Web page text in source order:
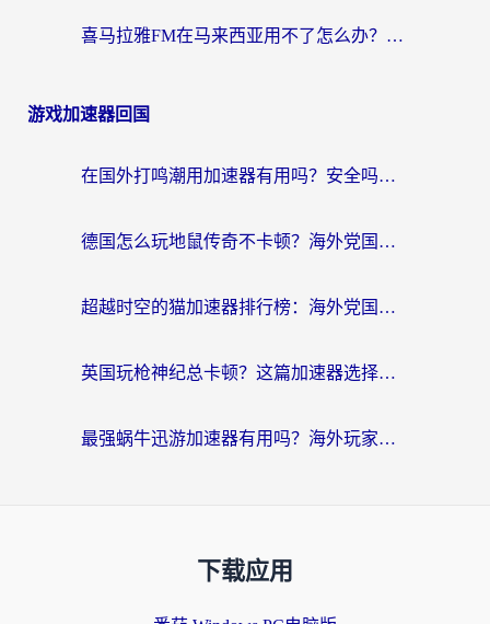
喜马拉雅FM在马来西亚用不了怎么办？海外华人亲测有效的回国加速指南
游戏加速器回国
在国外打鸣潮用加速器有用吗？安全吗？海外玩家国服游戏加速全指南
德国怎么玩地鼠传奇不卡顿？海外党国服游戏加速全攻略（含战双EVE实用指南）
超越时空的猫加速器排行榜：海外党国服游戏不卡顿的终极选择指南
英国玩枪神纪总卡顿？这篇加速器选择指南帮你告别延迟（附实测推荐）
最强蜗牛迅游加速器有用吗？海外玩家国服游戏加速避坑指南（附德国玩忍者必须死3流星蝴蝶剑解决办法）
下载应用